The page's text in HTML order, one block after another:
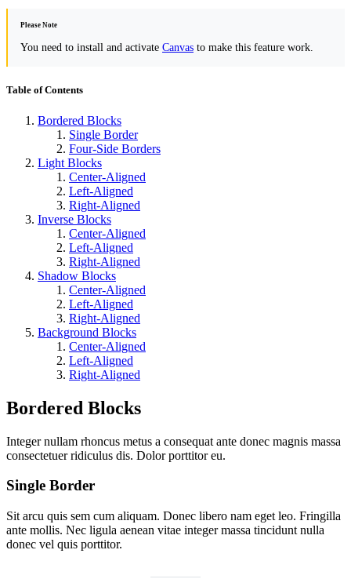
Please Note
You need to install and activate Canvas to make this feature work.
Table of Contents
Bordered Blocks
Single Border
Four-Side Borders
Light Blocks
Center-Aligned
Left-Aligned
Right-Aligned
Inverse Blocks
Center-Aligned
Left-Aligned
Right-Aligned
Shadow Blocks
Center-Aligned
Left-Aligned
Right-Aligned
Background Blocks
Center-Aligned
Left-Aligned
Right-Aligned
Bordered Blocks
Integer nullam rhoncus metus a consequat ante donec magnis massa
consectetuer ridiculus dis. Dolor porttitor eu.
Single Border
Sit arcu quis sem cum aliquam. Donec libero nam eget leo. Fringilla
ante mollis. Nec ligula aenean vitae integer massa tincidunt nulla
donec vel quis porttitor.